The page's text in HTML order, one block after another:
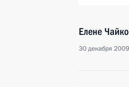
Елене
30 декабря